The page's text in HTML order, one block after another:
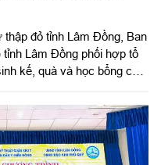
đỏ tỉnh Lâm Đồng, Ban
Lâm Đồng phối hợp tổ
kế, quà và học bổng cho